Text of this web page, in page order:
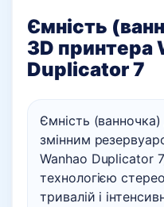
Ємність
3D принтера
Duplicator 7
Ємність
змінним
Wanhao Duplicator
технологією
тривалій і